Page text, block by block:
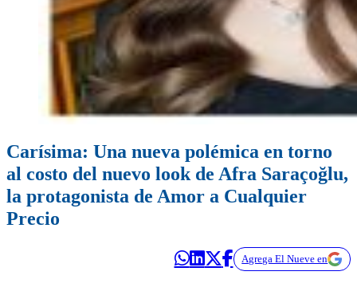
Carísima: Una nueva polémica en torno
al costo del nuevo look de Afra Saraçoğlu,
la protagonista de Amor a Cualquier
Precio
Agrega El Nueve en